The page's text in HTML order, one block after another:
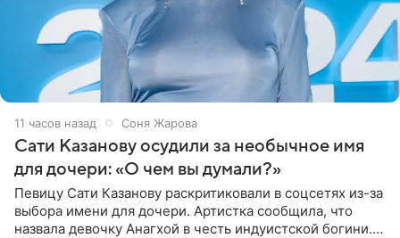
11 часов назад Соня Жарова
Сати Казанову осудили за необычное имя
для дочери: «О чем вы думали?»
Певицу Сати Казанову раскритиковали в соцсетях из-за
выбора имени для дочери. Артистка сообщила, что
назвала девочку Анагхой в честь индуистской богини.